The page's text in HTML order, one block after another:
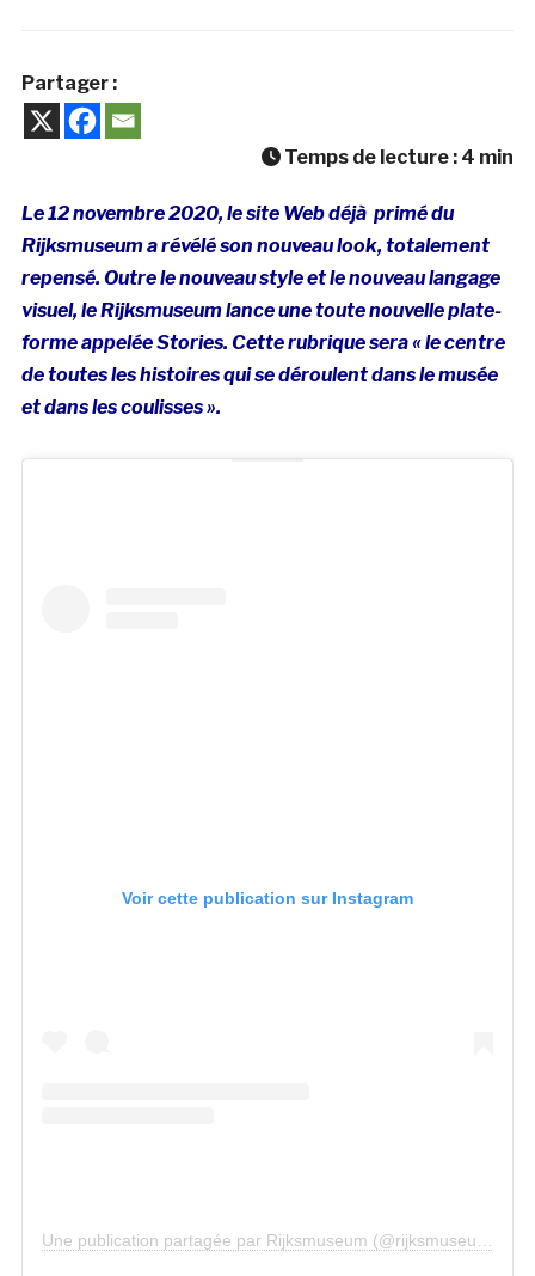
Partager :
Temps de lecture : 4 min
Le 12 novembre 2020, le site Web déjà primé du
Rijksmuseum a révélé son nouveau look, totalement
repensé. Outre le nouveau style et le nouveau langage
visuel, le Rijksmuseum lance une toute nouvelle plate-
forme appelée Stories. Cette rubrique sera « le centre
de toutes les histoires qui se déroulent dans le musée
et dans les coulisses ».
Voir cette publication sur Instagram
Une publication partagée par Rijksmuseum (@rijksmuseum)